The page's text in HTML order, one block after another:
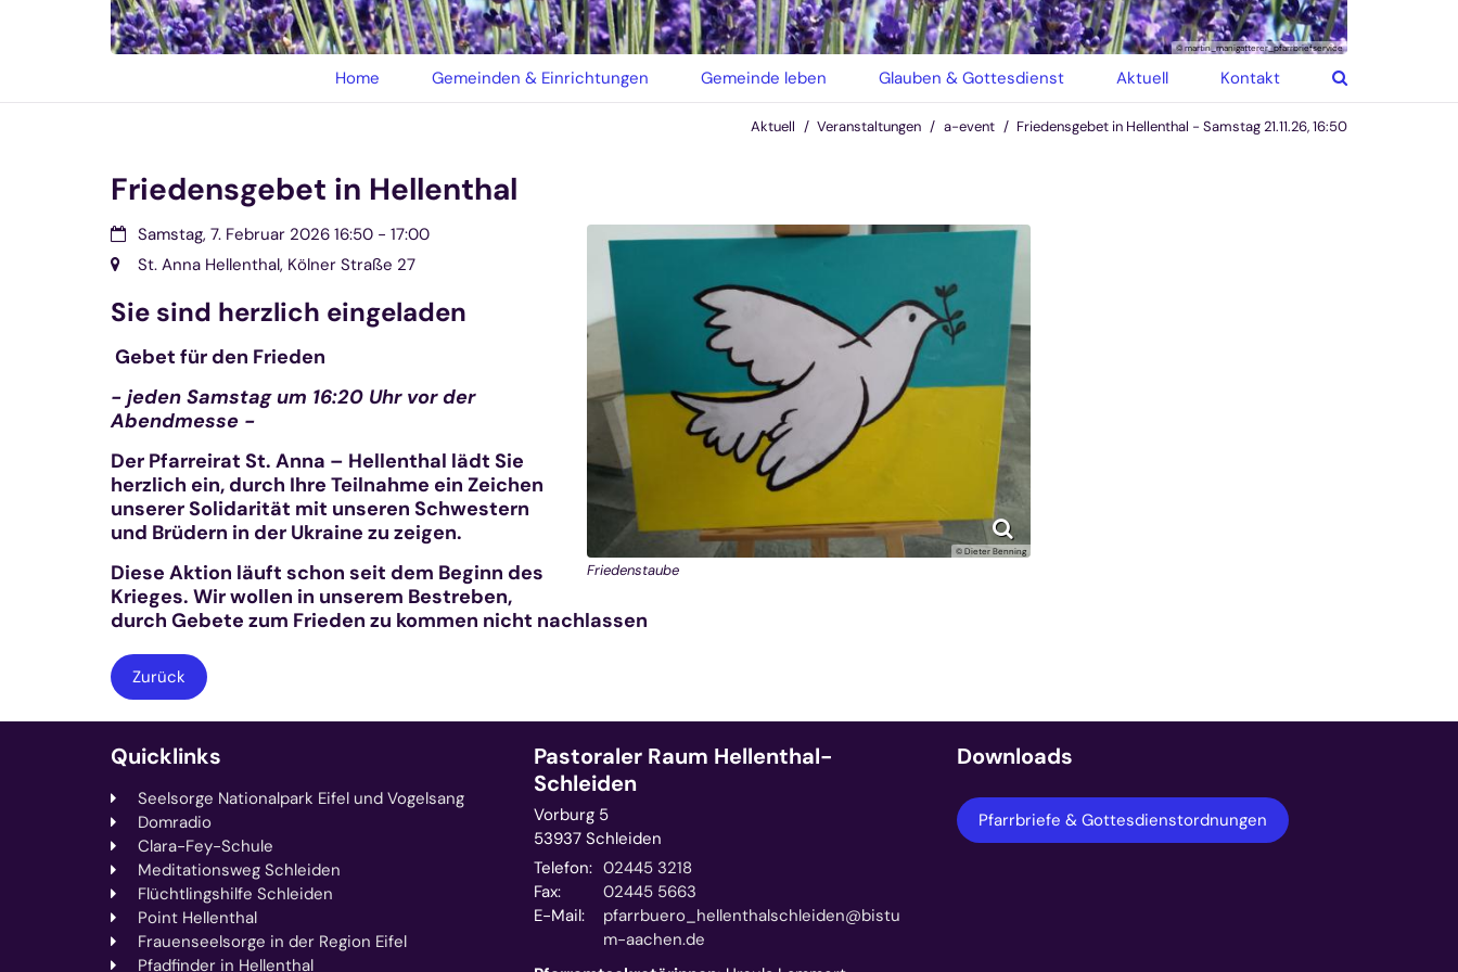
Home Gemeinden & Einrichtungen Gemeinde leben Glauben & Gottesdienst Aktuell Kontakt
© martin_manigatterer_pfarrbriefservice
Aktuell Veranstaltungen a-event Friedensgebet in Hellenthal - Samstag 21.11.26, 16:50
Friedensgebet in Hellenthal
© Dieter Benning
Friedenstaube
Datum:Samstag, 7. Februar 2026 16:50 - 17:00
Ort:St. Anna Hellenthal, Kölner Straße 27
Sie sind herzlich eingeladen
Gebet für den Frieden
- jeden Samstag um 16:20 Uhr vor der
Abendmesse -
Der Pfarreirat St. Anna – Hellenthal lädt Sie
herzlich ein, durch Ihre Teilnahme ein Zeichen
unserer Solidarität mit unseren Schwestern
und Brüdern in der Ukraine zu zeigen.
Diese Aktion läuft schon seit dem Beginn des
Krieges. Wir wollen in unserem Bestreben,
durch Gebete zum Frieden zu kommen nicht nachlassen
Zurück
Quicklinks
Seelsorge Nationalpark Eifel und Vogelsang
Domradio
Clara-Fey-Schule
Meditationsweg Schleiden
Flüchtlingshilfe Schleiden
Point Hellenthal
Frauenseelsorge in der Region Eifel
Pfadfinder in Hellenthal
Pastoraler Raum Hellenthal-
Schleiden
Vorburg 5
53937 Schleiden
Telefon: 02445 3218
Fax:
02445 5663
E-Mail:
pfarrbuero_hellenthalschleiden@bistu
m-aachen.de
Downloads
Pfarrbriefe & Gottesdienstordnungen